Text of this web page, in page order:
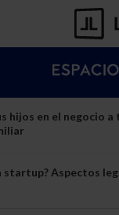
hijos en el negocio a
startup? Aspectos